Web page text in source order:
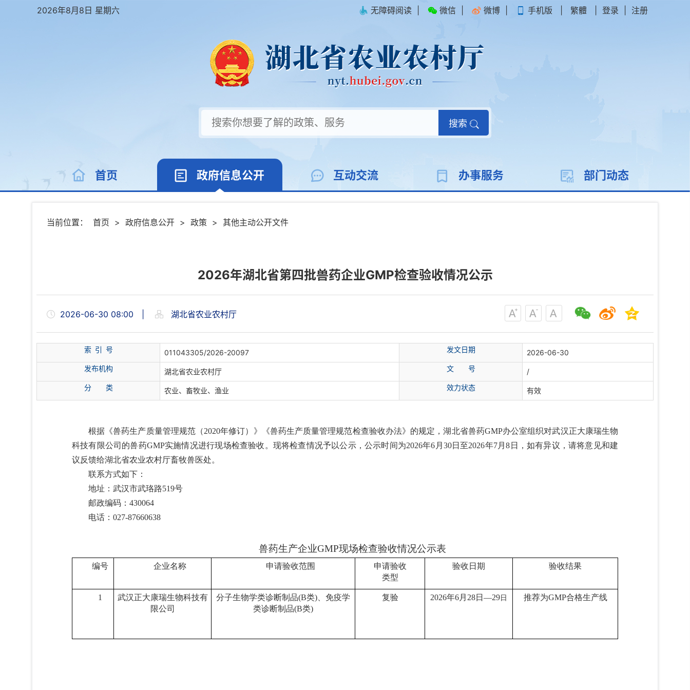
2026年8月8日 星期六 无障碍阅读 微信 微博 手机版 繁體 登录 注册
搜索
首页 政府信息公开 互动交流 办事服务 部门动态
当前位置： 首页 > 政府信息公开 > 政策 > 其他主动公开文件
2026年湖北省第四批兽药企业GMP检查验收情况公示
2026-06-30 08:00 湖北省农业农村厅
索 引 号 011043305/2026-20097 发文日期
2026-06-30
发布机构
湖北省农业农村厅 文 号
/
分
类 农业、畜牧业、渔业 效力状态 有效
根据《兽药生产质量管理规范（2020年修订）》《兽药生产质量管理规范检查验收办法》的规定，湖北省兽药GMP办公室组织对武汉正大康瑞生物
科技有限公司的兽药GMP实施情况进行现场检查验收。现将检查情况予以公示，公示时间为2026年6月30日至2026年7月8日，如有异议，请将意见和建
议反馈给湖北省农业农村厅畜牧兽医处。
联系方式如下：
地址：武汉市武珞路519号
邮政编码：430064
电话：027-87660638
兽药生产企业GMP现场检查验收情况公示表
编号 企业名称 申请验收范围
申请验收
类型
验收日期 验收结果
1
武汉正大康瑞生物科技有
限公司
分子生物学类诊断制品(B类) 、免疫学
类诊断制品(B类)
复验 2026年6月 28日 —29日 推荐为GMP合格生产线